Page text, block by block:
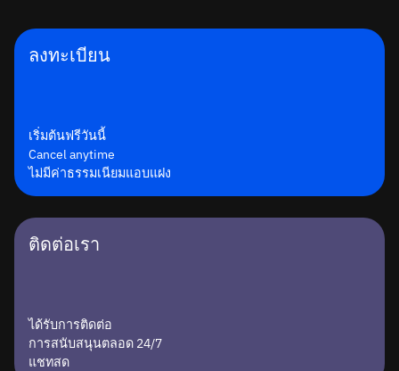
ลงทะเบียน
เริ่มต้นฟรีวันนี้
Cancel anytime
ไม่มีค่าธรรมเนียมแอบแฝง
ติดต่อเรา
ได้รับการติดต่อ
การสนับสนุนตลอด 24/7
แชทสด